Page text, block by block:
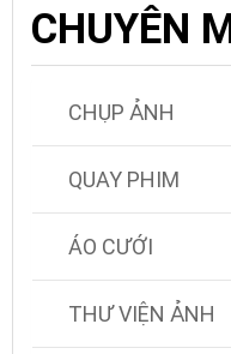
CHUYÊN
CHỤP ẢNH
QUAY PHIM
ÁO CƯỚI
THƯ VIỆN ẢNH